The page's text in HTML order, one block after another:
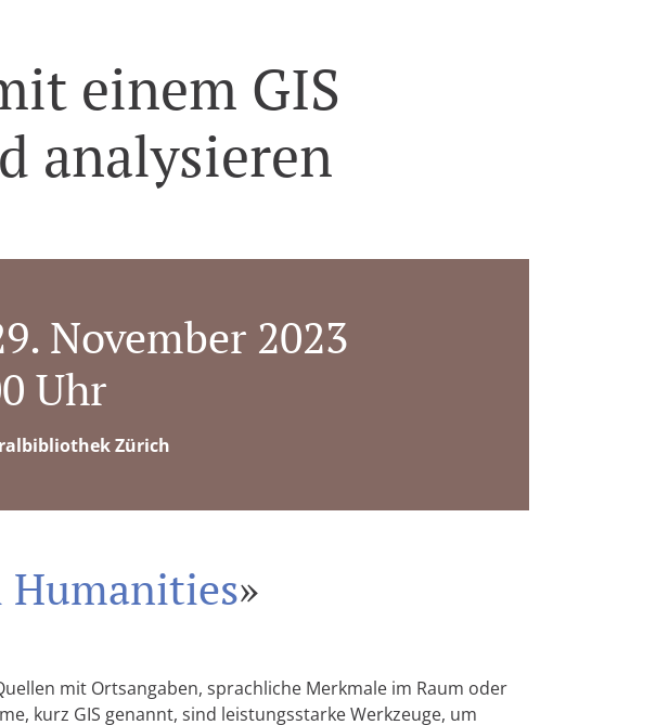
einem GIS
analysieren
November 2023
Uhr
Zürich
»
mit Ortsangaben, sprachliche Merkmale im Raum oder
kurz GIS genannt, sind leistungsstarke Werkzeuge, um